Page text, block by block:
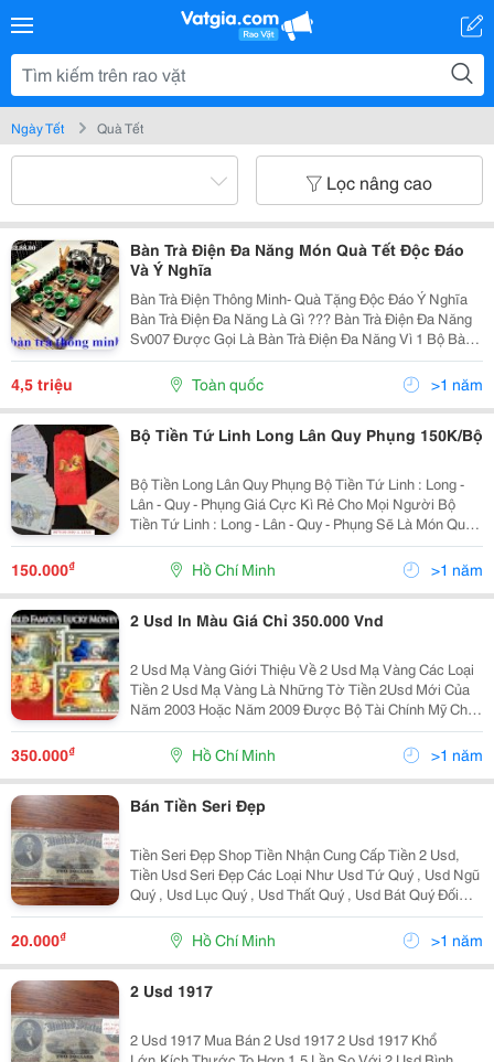
Ngày Tết Quà Tết
Lọc nâng cao
Bàn Trà Điện Đa Năng Món Quà Tết Độc Đáo
Và Ý Nghĩa
Bàn Trà Điện Thông Minh- Quà Tặng Độc Đáo Ý Nghĩa
Bàn Trà Điện Đa Năng Là Gì ??? Bàn Trà Điện Đa Năng
Sv007 Được Gọi Là Bàn Trà Điện Đa Năng Vì 1 Bộ Bàn
Trà Điện Đa Năng Bao Gồm : 01 Bàn Trà, 01 Bộ Ấm
Chén, 01 Khăn Lau, 01 Gắp Chén, 01...
4,5 triệu Toàn quốc >1 năm
Bộ Tiền Tứ Linh Long Lân Quy Phụng 150K/Bộ
Bộ Tiền Long Lân Quy Phụng Bộ Tiền Tứ Linh : Long -
Lân - Quy - Phụng Giá Cực Kì Rẻ Cho Mọi Người Bộ
Tiền Tứ Linh : Long - Lân - Quy - Phụng Sẽ Là Món Quà
Tuyệt Vời Dành Cho Gia Đình,Bạn Bè Và Người Thân
Giá Thị Trường: 200.000Đ/
150.000₫ Hồ Chí Minh >1 năm
2 Usd In Màu Giá Chỉ 350.000 Vnd
2 Usd Mạ Vàng Giới Thiệu Về 2 Usd Mạ Vàng Các Loại
Tiền 2 Usd Mạ Vàng Là Những Tờ Tiền 2Usd Mới Của
Năm 2003 Hoặc Năm 2009 Được Bộ Tài Chính Mỹ Cho
Phép Mạ Vàng Lên Đó Nhằm Mục Đích Làm Tiền Kỉ
Niệm, Tiền Sưu Tập Và Mang Lại Sự May Mắn Tr
350.000₫ Hồ Chí Minh >1 năm
Bán Tiền Seri Đẹp
Tiền Seri Đẹp Shop Tiền Nhận Cung Cấp Tiền 2 Usd,
Tiền Usd Seri Đẹp Các Loại Như Usd Tứ Quý , Usd Ngũ
Quý , Usd Lục Quý , Usd Thất Quý , Usd Bát Quý Đối
Với Mệnh Giá 1 Usd,5 Usd,10 Usd ,20 Usd,50 Usd ,100
Usd Shop Tiền Chỉ Bán Seri Lục Quý
20.000₫ Hồ Chí Minh >1 năm
2 Usd 1917
2 Usd 1917 Mua Bán 2 Usd 1917 2 Usd 1917 Khổ